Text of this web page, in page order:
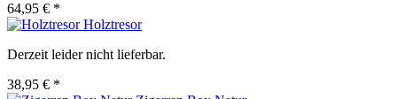
64,95 € *
Holztresor
Derzeit leider nicht lieferbar.
38,95 € *